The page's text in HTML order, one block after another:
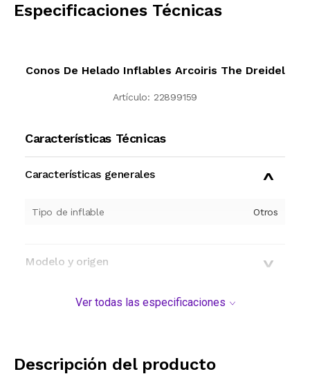
Especificaciones Técnicas
Conos De Helado Inflables Arcoiris The Dreidel
Artículo: 22899159
Características Técnicas
Características generales
Tipo de inflable Otros
Modelo y origen
Ver todas las especificaciones
Descripción del producto